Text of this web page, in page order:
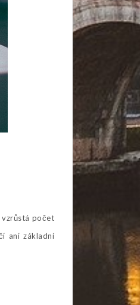
vzrůstá počet
ani základní